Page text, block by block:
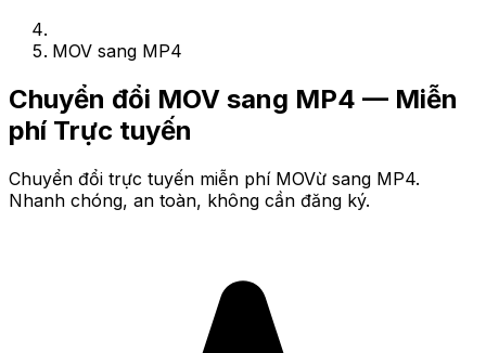
MOV sang MP4
Chuyển đổi MOV sang MP4 — Miễn
phí Trực tuyến
Chuyển đổi trực tuyến miễn phí MOVừ sang MP4.
Nhanh chóng, an toàn, không cần đăng ký.